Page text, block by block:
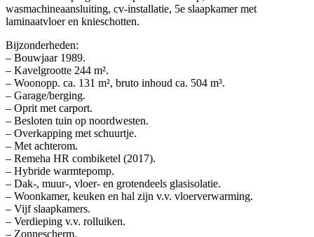
wasmachineaansluiting, cv-installatie, 5e slaapkamer met
laminaatvloer en knieschotten.
Bijzonderheden:
– Bouwjaar 1989.
– Kavelgrootte 244 m².
– Woonopp. ca. 131 m², bruto inhoud ca. 504 m³.
– Garage/berging.
– Oprit met carport.
– Besloten tuin op noordwesten.
– Overkapping met schuurtje.
– Met achterom.
– Remeha HR combiketel (2017).
– Hybride warmtepomp.
– Dak-, muur-, vloer- en grotendeels glasisolatie.
– Woonkamer, keuken en hal zijn v.v. vloerverwarming.
– Vijf slaapkamers.
– Verdieping v.v. rolluiken.
– Zonnescherm.